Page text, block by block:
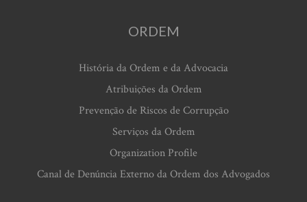
ORDEM
História da Ordem e da Advocacia
Atribuições da Ordem
Prevenção de Riscos de Corrupção
Serviços da Ordem
Organization Profile
Canal de Denúncia Externo da Ordem dos Advogados